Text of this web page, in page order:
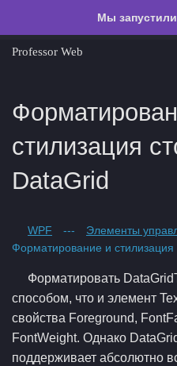
Мы
Professor Web
стилизация
DataGrid
WPF --- Элементы
Форматирование и стилизация
Форматировать
способом, что и элемент
свойства Foreground,
FontWeight. Однако
поддерживает абсолютно